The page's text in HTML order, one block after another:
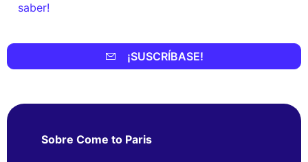
saber!
¡SUSCRÍBASE!
Sobre Come to Paris